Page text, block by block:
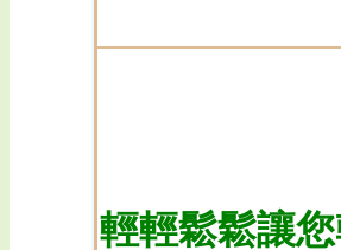
輕輕鬆鬆讓